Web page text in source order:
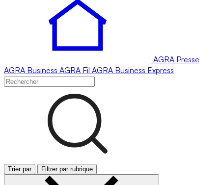
AGRA Presse
AGRA Business AGRA Fil AGRA Business Express
Trier par Filtrer par rubrique